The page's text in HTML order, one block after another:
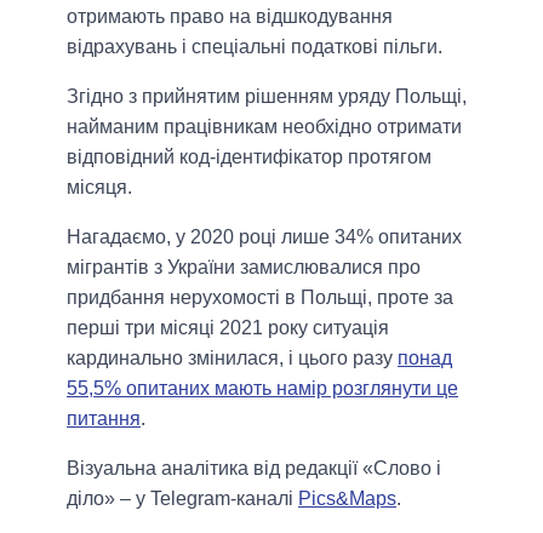
отримають право на відшкодування
відрахувань і спеціальні податкові пільги.
Згідно з прийнятим рішенням уряду Польщі,
найманим працівникам необхідно отримати
відповідний код-ідентифікатор протягом
місяця.
Нагадаємо, у 2020 році лише 34% опитаних
мігрантів з України замислювалися про
придбання нерухомості в Польщі, проте за
перші три місяці 2021 року ситуація
кардинально змінилася, і цього разу понад
55,5% опитаних мають намір розглянути це
питання.
Візуальна аналітика від редакції «Слово і
діло» – у Telegram-каналі Pics&Maps.